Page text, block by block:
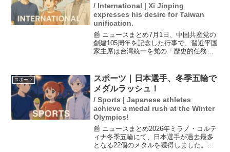
/ International | Xi Jinping
expresses his desire for Taiwan
unification.
📰 ニュースまとめ7月1日、中国共産党の
創建105周年を記念した行事で、習近平国
家主席は台湾統一を党の「歴史的任務」
の増強を推進する方針も明確にし、今後
の権力基盤の強化...
スポーツ
スポーツ｜日本選手、冬季五輪で
メダルラッシュ！
/ Sports | Japanese athletes
achieve a medal rush at the Winter
Olympics!
📰 ニュースまとめ2026年ミラノ・コルテ
ィナ冬季五輪にて、日本選手が過去最多
となる22個のメダルを獲得しました。特